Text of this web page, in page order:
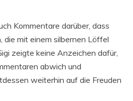
Kommentare darüber, dass
die mit einem silbernen Löffel
zeigte keine Anzeichen dafür,
abwich und
weiterhin auf die Freuden